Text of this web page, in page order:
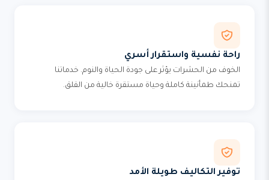
راحة نفسية واستقرار أسري
الخوف من الحشرات يؤثر على جودة الحياة والنوم. خدماتنا
تمنحك طمأنينة كاملة وحياة مستقرة خالية من القلق.
توفير التكاليف طويلة الأمد